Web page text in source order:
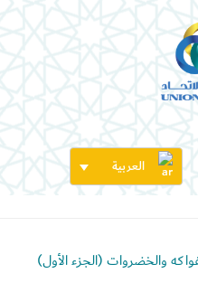
العربية
والخضروات (الجزء الأول)